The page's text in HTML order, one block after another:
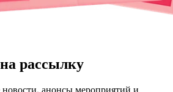
рассылку